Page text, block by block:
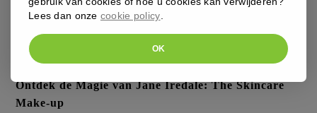
Sint-truiden
Ik geef toestemming dat Mar Le Beau bovenstaande gegevens
zal verwerken en bewaren zoals beschreven in de
privacyverklaring.
Ontdek de Magie van Jane Iredale: The Skincare
Make-up
Lees dan onze cookie policy
OK